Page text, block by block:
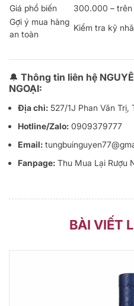
Giá phổ biến
300.000 – trên
Gợi ý mua hàng
an toàn
Kiểm tra kỹ
🔔 Thông tin liên hệ
NGOẠI:
Địa chỉ: 527/1J Phan Văn Trị,
Hotline/Zalo: 0909379777
Email:
Fanpage: Thu Mua Lại Rượu
BÀI VIẾT